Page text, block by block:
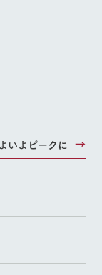
いよピークに